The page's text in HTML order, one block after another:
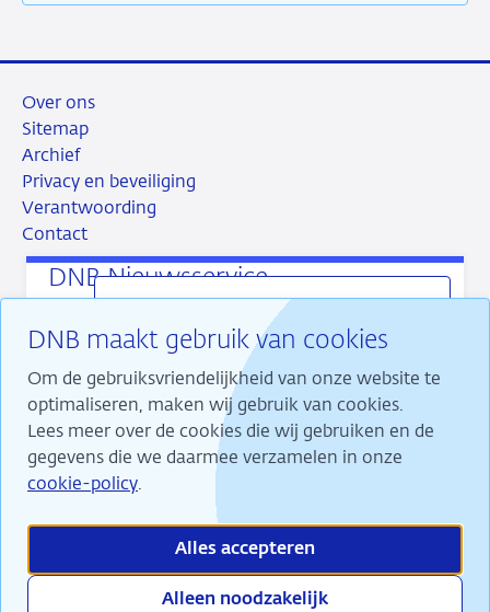
DNB Nieuwsservice
Ons laatste nieuws direct in uw mail
ontvangen? Dat kan met de DNB Nieuwsservice.
U kiest zelf welk soort nieuws u ontvangt en
hoe vaak.
Banner
site)
DNB maakt gebruik van cookies
Om de gebruiksvriendelijkheid van onze website te
optimaliseren, maken wij gebruik van cookies.
Lees meer over de cookies die wij gebruiken en de
gegevens die we daarmee verzamelen in onze
cookie-policy.
Alles accepteren
Alleen noodzakelijk
Over ons
Sitemap
Archief
Privacy en beveiliging
Verantwoording
Contact
RSS InstagramLinkedin
X
Wij maken ons sterk voor financiële stabiliteit en
dragen daarmee bij aan duurzame welvaart in